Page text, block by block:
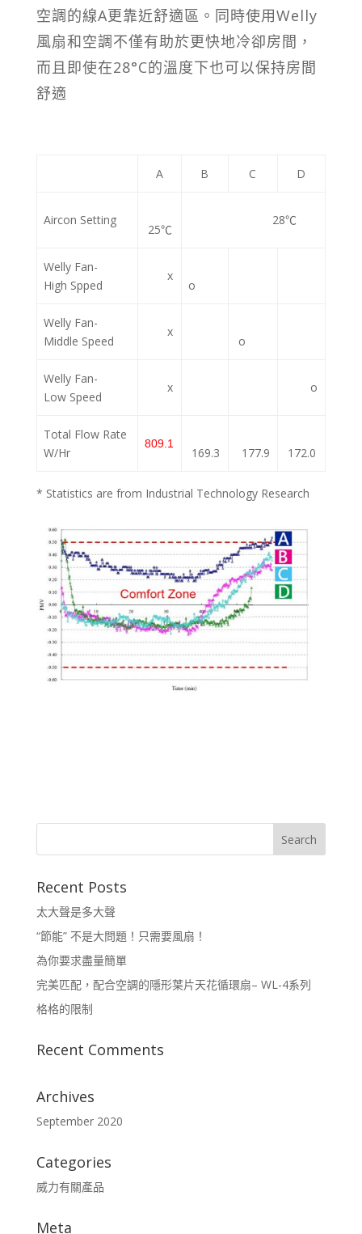
空調的線A更靠近舒適區。同時使用Welly
風扇和空調不僅有助於更快地冷卻房間，
而且即使在28°C的溫度下也可以保持房間
舒適
A B C D
Aircon Setting
25℃
28℃
Welly Fan-
High Spped
x
o
Welly Fan-
Middle Speed
x
o
Welly Fan-
Low Speed
x o
Total Flow Rate
W/Hr
809.1
169.3 177.9 172.0
* Statistics are from Industrial Technology Research
Recent Posts
太大聲是多大聲
“節能” 不是大問題！只需要風扇！
為你要求盡量簡單
完美匹配，配合空調的隱形葉片天花循環扇– WL-4系列
格格的限制
Recent Comments
Archives
September 2020
Categories
威力有關產品
Meta